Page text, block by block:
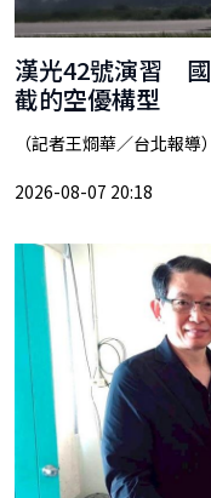
漢光42號演習 國
截的空優構型
（記者王烱華／台北報
2026-08-07 20:18